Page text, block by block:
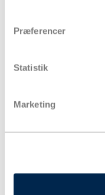
Præferencer
Statistik
Marketing